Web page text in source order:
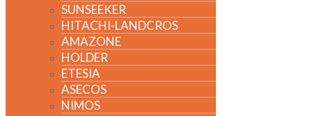
SUNSEEKER
HITACHI-LANDCROS
AMAZONE
HOLDER
ETESIA
ASECOS
NIMOS